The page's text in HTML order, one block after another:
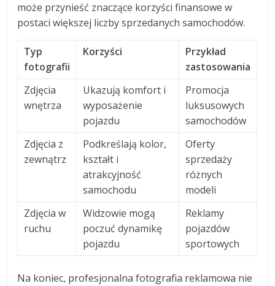
może przynieść znaczące korzyści finansowe w
postaci większej liczby sprzedanych samochodów.
Typ
fotografii
Korzyści
Przykład
zastosowania
Zdjęcia
wnętrza
Ukazują komfort i
wyposażenie
pojazdu
Promocja
luksusowych
samochodów
Zdjęcia z
zewnątrz
Podkreślają kolor,
kształt i
atrakcyjność
samochodu
Oferty
sprzedaży
różnych
modeli
Zdjęcia w
ruchu
Widzowie mogą
poczuć dynamikę
pojazdu
Reklamy
pojazdów
sportowych
Na koniec, profesjonalna fotografia reklamowa nie